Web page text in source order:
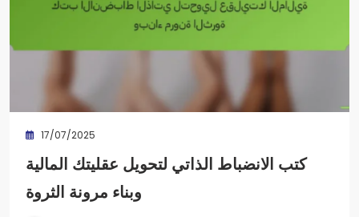
17/07/2025
كتب الانضباط الذاتي لتحويل عقليتك المالية
وبناء مرونة الثروة